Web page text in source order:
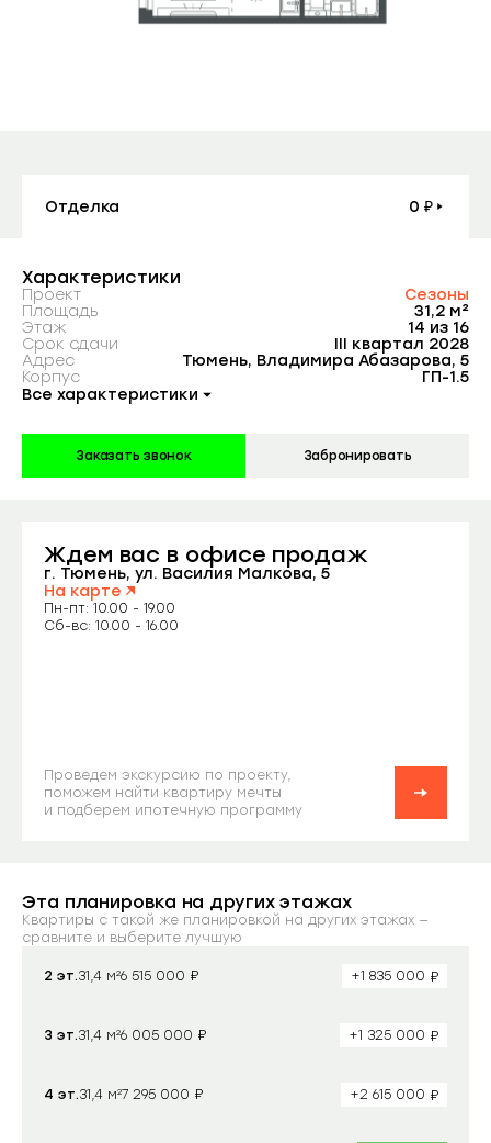
Компания
Партнерам
Подписывайтесь
Заказать звонок
Заказать консультацию
Отделка 0 ₽
Характеристики
Проект
Сезоны
Площадь
31,2 м²
Этаж
14 из 16
Срок сдачи
III квартал 2028
Адрес
Тюмень, Владимира Абазарова, 5
Корпус
ГП-1.5
Все характеристики
Заказать звонок Забронировать
Ждем вас в офисе продаж
г. Тюмень, ул. Василия Малкова, 5
На карте
Пн-пт: 10.00 - 19.00
Сб-вс: 10.00 - 16.00
Проведем экскурсию по проекту,
поможем найти квартиру мечты
и подберем ипотечную программу
Эта планировка на других этажах
Квартиры с такой же планировкой на других этажах —
сравните и выберите лучшую
2 эт.31,4 м²6 515 000 ₽ +1 835 000 ₽
3 эт.31,4 м²6 005 000 ₽ +1 325 000 ₽
4 эт.31,4 м²7 295 000 ₽ +2 615 000 ₽